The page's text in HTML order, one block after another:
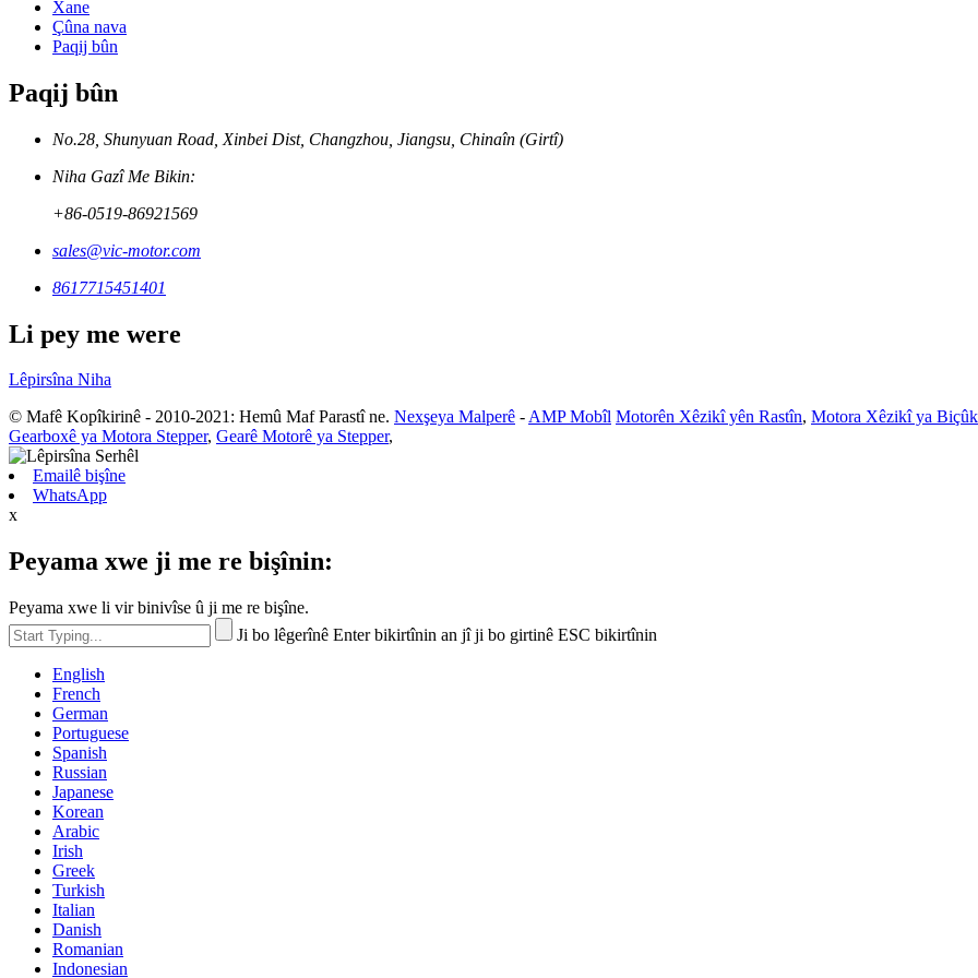
Xane
Çûna nava
Paqij bûn
Paqij bûn
No.28, Shunyuan Road, Xinbei Dist, Changzhou, Jiangsu, Chinaîn (Girtî)
Niha Gazî Me Bikin:
+86-0519-86921569
sales@vic-motor.com
8617715451401
Li pey me were
Lêpirsîna Niha
© Mafê Kopîkirinê - 2010-2021: Hemû Maf Parastî ne. Nexşeya Malperê -AMP Mobîl Motorên Xêzikî yên Rastîn, Motora Xêzikî ya Biçûk
Gearboxê ya Motora Stepper, Gearê Motorê ya Stepper,
Emailê bişîne
WhatsApp
x
Peyama xwe ji me re bişînin:
Peyama xwe li vir binivîse û ji me re bişîne.
Ji bo lêgerînê Enter bikirtînin an jî ji bo girtinê ESC bikirtînin
English
French
German
Portuguese
Spanish
Russian
Japanese
Korean
Arabic
Irish
Greek
Turkish
Italian
Danish
Romanian
Indonesian